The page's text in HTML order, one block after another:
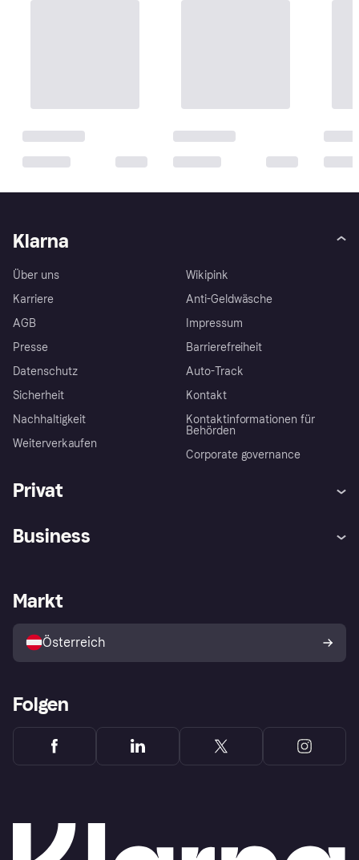
Klarna
Über uns
Karriere
AGB
Presse
Datenschutz
Sicherheit
Nachhaltigkeit
Weiterverkaufen
Wikipink
Anti-Geldwäsche
Impressum
Barrierefreiheit
Auto-Track
Kontakt
Kontaktinformationen für
Behörden
Corporate governance
Privat
Shops entdecken
Business
Händlerportal
Markt
Österreich
Folgen